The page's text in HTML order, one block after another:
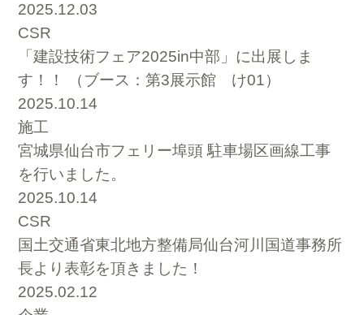
2025.12.03
CSR
「建設技術フェア2025in中部」に出展しま
す！！ （ブース：第3展示館 け01）
2025.10.14
施工
宮城県仙台市フェリー埠頭 駐車場区画線工事
を行いました。
2025.10.14
CSR
国土交通省東北地方整備局仙台河川国道事務所
長より表彰を頂きました！
2025.02.12